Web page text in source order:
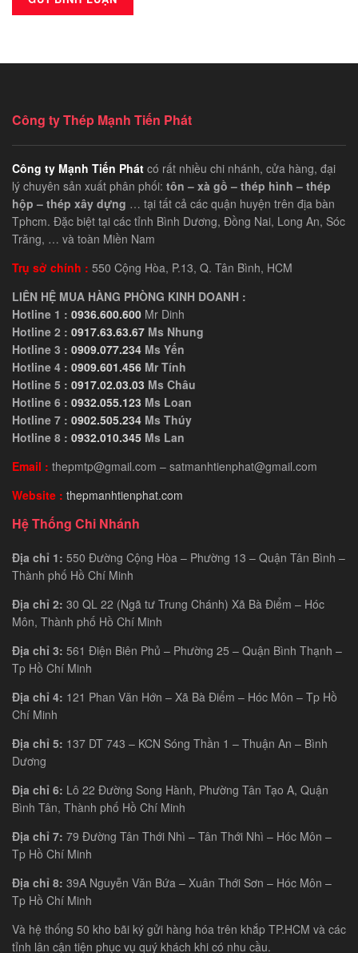
Công ty Thép Mạnh Tiến Phát
Công ty Mạnh Tiến Phát có rất nhiều chi nhánh, cửa hàng, đại
lý chuyên sản xuất phân phối: tôn – xà gồ – thép hình – thép
hộp – thép xây dựng … tại tất cả các quận huyện trên địa bàn
Tphcm. Đặc biệt tại các tỉnh Bình Dương, Đồng Nai, Long An, Sóc
Trăng, … và toàn Miền Nam
Trụ sở chính : 550 Cộng Hòa, P.13, Q. Tân Bình, HCM
LIÊN HỆ MUA HÀNG PHÒNG KINH DOANH :
Hotline 1 : 0936.600.600 Mr Dinh
Hotline 2 : 0917.63.63.67 Ms Nhung
Hotline 3 : 0909.077.234 Ms Yến
Hotline 4 : 0909.601.456 Mr Tính
Hotline 5 : 0917.02.03.03 Ms Châu
Hotline 6 : 0932.055.123 Ms Loan
Hotline 7 : 0902.505.234 Ms Thúy
Hotline 8 : 0932.010.345 Ms Lan
Email : thepmtp@gmail.com – satmanhtienphat@gmail.com
Website : thepmanhtienphat.com
Hệ Thống Chi Nhánh
Địa chỉ 1: 550 Đường Cộng Hòa – Phường 13 – Quận Tân Bình –
Thành phố Hồ Chí Minh
Địa chỉ 2: 30 QL 22 (Ngã tư Trung Chánh) Xã Bà Điểm – Hóc
Môn, Thành phố Hồ Chí Minh
Địa chỉ 3: 561 Điện Biên Phủ – Phường 25 – Quận Bình Thạnh –
Tp Hồ Chí Minh
Địa chỉ 4: 121 Phan Văn Hớn – Xã Bà Điểm – Hóc Môn – Tp Hồ
Chí Minh
Địa chỉ 5: 137 DT 743 – KCN Sóng Thần 1 – Thuận An – Bình
Dương
Địa chỉ 6: Lô 22 Đường Song Hành, Phường Tân Tạo A, Quận
Bình Tân, Thành phố Hồ Chí Minh
Địa chỉ 7: 79 Đường Tân Thới Nhì – Tân Thới Nhì – Hóc Môn –
Tp Hồ Chí Minh
Địa chỉ 8: 39A Nguyễn Văn Bứa – Xuân Thới Sơn – Hóc Môn –
Tp Hồ Chí Minh
Và hệ thống 50 kho bãi ký gửi hàng hóa trên khắp TP.HCM và các
tỉnh lân cận tiện phục vụ quý khách khi có nhu cầu.